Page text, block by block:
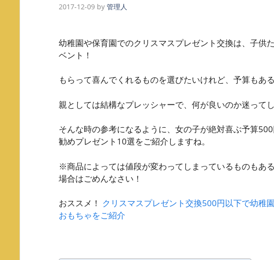
2017-12-09 by 管理人
幼稚園や保育園でのクリスマスプレゼント交換は、子供
ベント！
もらって喜んでくれるものを選びたいけれど、予算もある
親としては結構なプレッシャーで、何が良いのか迷って
そんな時の参考になるように、女の子が絶対喜ぶ予算
勧めプレゼント10選をご紹介しますね。
※商品によっては値段が変わってしまっているものもあ
場合はごめんなさい！
おススメ！ クリスマスプレゼント交換500円以下で幼稚
おもちゃをご紹介